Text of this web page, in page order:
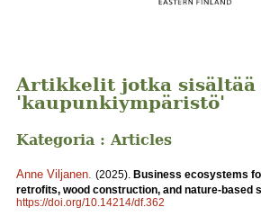
Artikkelit jotka sisältää
'kaupunkiympäristö'
Kategoria : Articles
Anne Viljanen (2025). Business ecosystems
retrofits, wood construction, and nature-based
https://doi.org/10.14214/df.362